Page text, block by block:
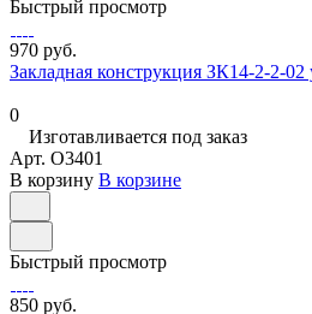
Быстрый просмотр
970 руб.
Закладная конструкция ЗК14-2-2-02
0
Изготавливается под заказ
Арт. O3401
В корзину В корзине
Быстрый просмотр
850 руб.